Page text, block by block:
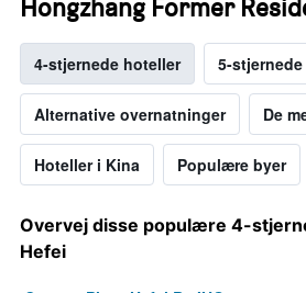
Hongzhang Former
4-stjernede hoteller 5-
Alternative overnatninger De
Hoteller i Kina Populære byer
Overvej disse populære 4-
Hefei